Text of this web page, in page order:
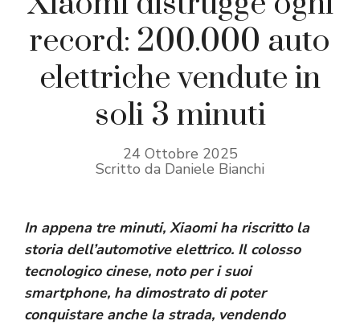
record: 200.000 auto
elettriche vendute in
soli 3 minuti
24 Ottobre 2025
Scritto da Daniele Bianchi
In appena tre minuti, Xiaomi ha riscritto la
storia dell’automotive elettrico. Il colosso
tecnologico cinese, noto per i suoi
smartphone, ha dimostrato di poter
conquistare anche la strada, vendendo